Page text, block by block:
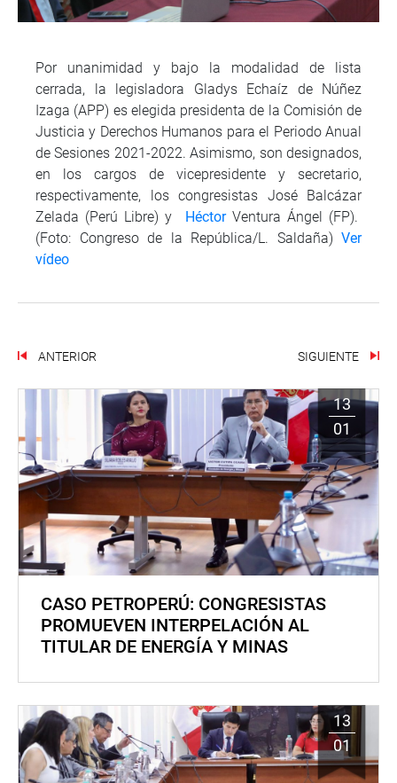
Por unanimidad y bajo la modalidad de lista
cerrada, la legisladora Gladys Echaíz de Núñez
Izaga (APP) es elegida presidenta de la Comisión de
Justicia y Derechos Humanos para el Periodo Anual
de Sesiones 2021-2022. Asimismo, son designados,
en los cargos de vicepresidente y secretario,
respectivamente, los congresistas José Balcázar
Zelada (Perú Libre) y
Héctor Ventura Ángel (FP).
(Foto: Congreso de la República/L. Saldaña) Ver
vídeo
ANTERIOR SIGUIENTE
13
01
CASO PETROPERÚ: CONGRESISTAS
PROMUEVEN INTERPELACIÓN AL
TITULAR DE ENERGÍA Y MINAS
13
01